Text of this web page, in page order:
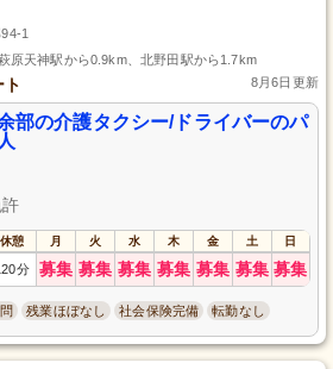
1
原天神駅から0.9km、北野田駅から1.7km
8月6日更新
部の介護タクシー/ドライバーのパ
休憩 月 火 水 木 金 土 日
分 募集 募集 募集 募集 募集 募集 募集
残業ほぼなし 社会保険完備 転勤なし